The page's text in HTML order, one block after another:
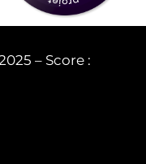
– Score :